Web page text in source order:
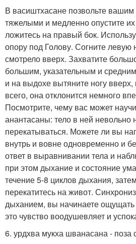
В васиштхасане позвольте вашим
тяжелыми и медленно опустите
ложитесь на правый бок.
опору под Голову. Согните левую
смотрело вверх. Захватите
большим, указательным и
и на выдохе вытяните ногу вверх,
всего, она отклонится немного
Посмотрите, чему вас может
анантасаны: тело в ней невольно
перекатываться. Можете ли вы
внутрь и вовне одновременно и
ответ в выравнивании тела и
при этом дыхание и состояние
течение 5-8 циклов дыхания,
перекатитесь на живот.
дыханием, вы начинаете ощущать
это чувство воодушевляет и
6. урдхва мукха шванасана - поза